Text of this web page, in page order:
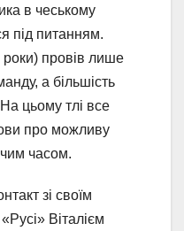
в чеському
під питанням.
роки) провів лише
а більшість
цьому тлі все
про можливу
часом.
зі своїм
Віталієм